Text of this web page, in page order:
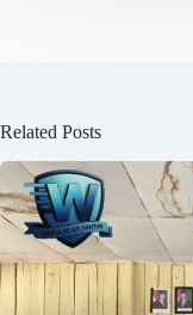
Related Posts